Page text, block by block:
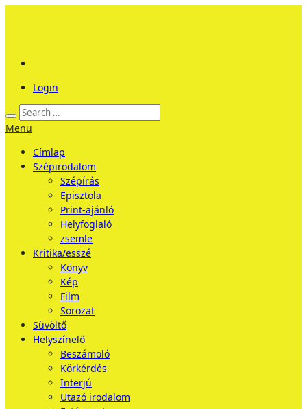
Login
Menu
Címlap
Szépirodalom
Szépírás
Episztola
Print-ajánló
Helyfoglaló
zsemle
Kritika/esszé
Könyv
Kép
Film
Sorozat
Süvöltő
Helyszínelő
Beszámoló
Körkérdés
Interjú
Utazó irodalom